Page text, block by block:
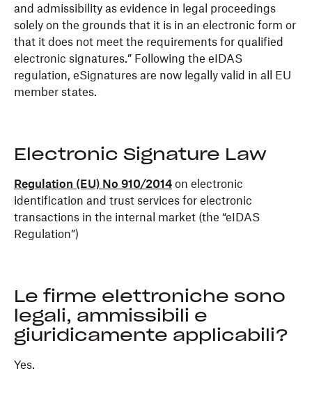
and admissibility as evidence in legal proceedings
solely on the grounds that it is in an electronic form or
that it does not meet the requirements for qualified
electronic signatures.” Following the eIDAS
regulation, eSignatures are now legally valid in all EU
member states.
Electronic Signature Law
Regulation (EU) No 910/2014 on electronic
identification and trust services for electronic
transactions in the internal market (the “eIDAS
Regulation”)
Le firme elettroniche sono
legali, ammissibili e
giuridicamente applicabili?
Yes.